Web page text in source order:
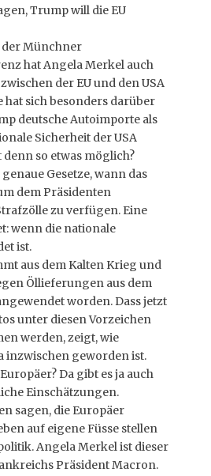
Trump will die EU
der Münchner
hat Angela Merkel auch
der EU und den USA
hat sich besonders darüber
deutsche Autoimporte als
Sicherheit der USA
denn so etwas möglich?
Gesetze, wann das
dem Präsidenten
zu verfügen. Eine
wenn die nationale
ist.
aus dem Kalten Krieg und
Öllieferungen aus dem
worden. Dass jetzt
unter diesen Vorzeichen
werden, zeigt, wie
inzwischen geworden ist.
Da gibt es ja auch
Einschätzungen.
sagen, die Europäer
auf eigene Füsse stellen
Angela Merkel ist dieser
Präsident Macron.